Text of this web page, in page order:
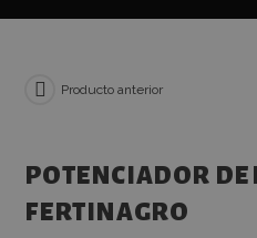
Producto anterior
POTENCIADOR DE
FERTINAGRO